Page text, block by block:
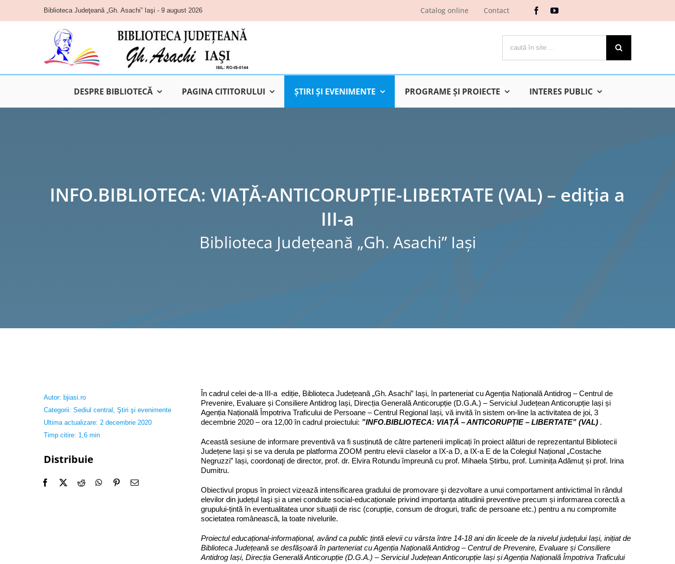
content
Biblioteca Judeţeană „Gh. Asachi” Iaşi - 9 august 2026 Catalog online Contact
DESPRE BIBLIOTECĂ PAGINA CITITORULUI ŞTIRI ŞI EVENIMENTE PROGRAME ŞI PROIECTE INTERES PUBLIC
INFO.BIBLIOTECA: VIAȚĂ-ANTICORUPȚIE-LIBERTATE (VAL) – ediția a
III-a
Biblioteca Judeţeană „Gh. Asachi” Iaşi
Autor: bjiasi.ro
Categorii: Sediul central , Ştiri şi evenimente
Ultima actualizare: 2 decembrie 2020
Timp citire: 1,6 min
Distribuie
În cadrul celei de-a III-a ediție, Biblioteca Județeană „Gh. Asachi” Iași, în parteneriat cu Agenția Națională Antidrog – Centrul de
Prevenire, Evaluare și Consiliere Antidrog Iași, Direcția Generală Anticorupție (D.G.A.) – Serviciul Județean Anticorupție Iași și
Agenția Națională Împotriva Traficului de Persoane – Centrul Regional Iași,vă invită în sistem on-line la activitatea de joi, 3
decembrie 2020 – ora 12,00 în cadrul proiectului: ”INFO.BIBLIOTECA: VIAȚĂ – ANTICORUPȚIE – LIBERTATE” (VAL).
Această sesiune de informare preventivă va fi susținută de către partenerii implicați în proiect alături de reprezentantul Bibliotecii
Județene Iași și se va derula pe platforma ZOOM pentru elevii claselor a IX-a D, a IX-a E de la Colegiul Național „Costache
Negruzzi” Iași, coordonaţi de director, prof. dr. Elvira Rotundu împreună cu prof. Mihaela Știrbu, prof. Luminița Adămuț și prof. Irina
Dumitru.
Obiectivul propus în proiect vizează intensificarea gradului de promovare şi dezvoltare a unui comportament antivictimal în rândul
elevilor din județul Iaşi și a unei conduite social-educaționale privind importanța atitudinii preventive precum și informarea corectă a
grupului-țintă în eventualitatea unor situații de risc (corupție, consum de droguri, trafic de persoane etc.) pentru a nu compromite
societatea românească, la toate nivelurile.
Proiectul educațional-informațional, având ca public țintă elevii cu vârsta între 14-18 ani din liceele de la nivelul județului Iași, inițiat de
Biblioteca Județeană se desfășoară în parteneriat cu Agenția Națională Antidrog – Centrul de Prevenire, Evaluare și Consiliere
Antidrog Iași, Direcția Generală Anticorupție (D.G.A.) – Serviciul Județean Anticorupție Iași și Agenția Națională Împotriva Traficului